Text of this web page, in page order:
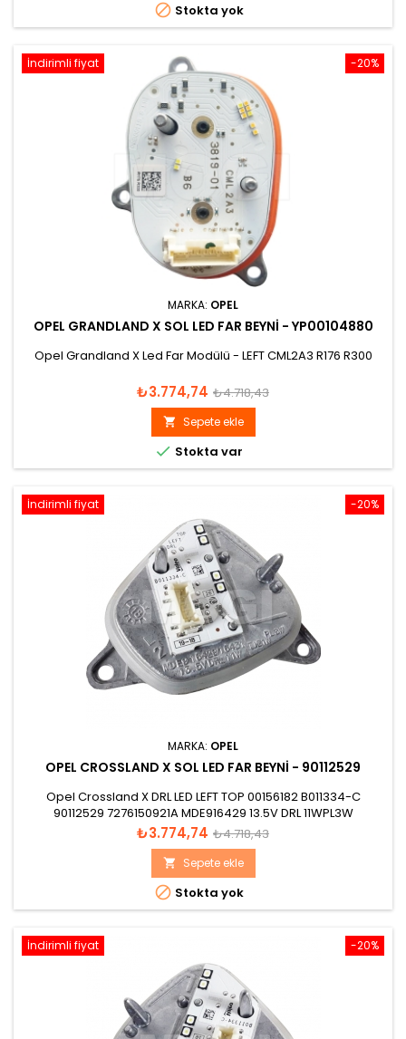
 Stokta yok
-20%
İndirimli fiyat
MARKA: OPEL
OPEL GRANDLAND X SOL LED FAR BEYNI - YP00104880
Opel Grandland X Led Far Modülü - LEFT CML2A3 R176 R300
Fiyat
₺3.774,74 Normal
fiyat
₺4.718,43
 Sepete ekle
 Stokta var
-20%
İndirimli fiyat
MARKA: OPEL
OPEL CROSSLAND X SOL LED FAR BEYNI - 90112529
Opel Crossland X DRL LED LEFT TOP 00156182 B011334-C
90112529 7276150921A MDE916429 13.5V DRL 11WPL3W
Fiyat
₺3.774,74 Normal
fiyat
₺4.718,43
 Sepete ekle
 Stokta yok
-20%
İndirimli fiyat